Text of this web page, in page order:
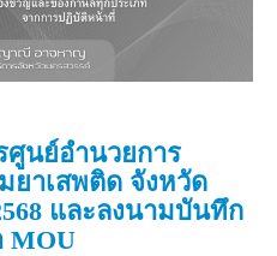
นย์อำนวยการ
ยาเสพติด จังหวัด
และลงนามบันทึก
MOU